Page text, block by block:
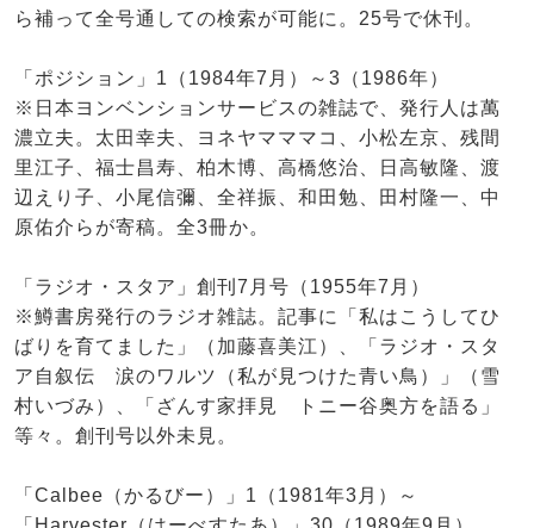
ら補って全号通しての検索が可能に。25号で休刊。
「ポジション」1（1984年7月）～3（1986年）
※日本ヨンベンションサービスの雑誌で、発行人は萬
濃立夫。太田幸夫、ヨネヤマママコ、小松左京、残間
里江子、福士昌寿、柏木博、高橋悠治、日高敏隆、渡
辺えり子、小尾信彌、全祥振、和田勉、田村隆一、中
原佑介らが寄稿。全3冊か。
「ラジオ・スタア」創刊7月号（1955年7月）
※鱒書房発行のラジオ雑誌。記事に「私はこうしてひ
ばりを育てました」（加藤喜美江）、「ラジオ・スタ
ア自叙伝 涙のワルツ（私が見つけた青い鳥）」（雪
村いづみ）、「ざんす家拝見 トニー谷奥方を語る」
等々。創刊号以外未見。
「Calbee（かるびー）」1（1981年3月）～